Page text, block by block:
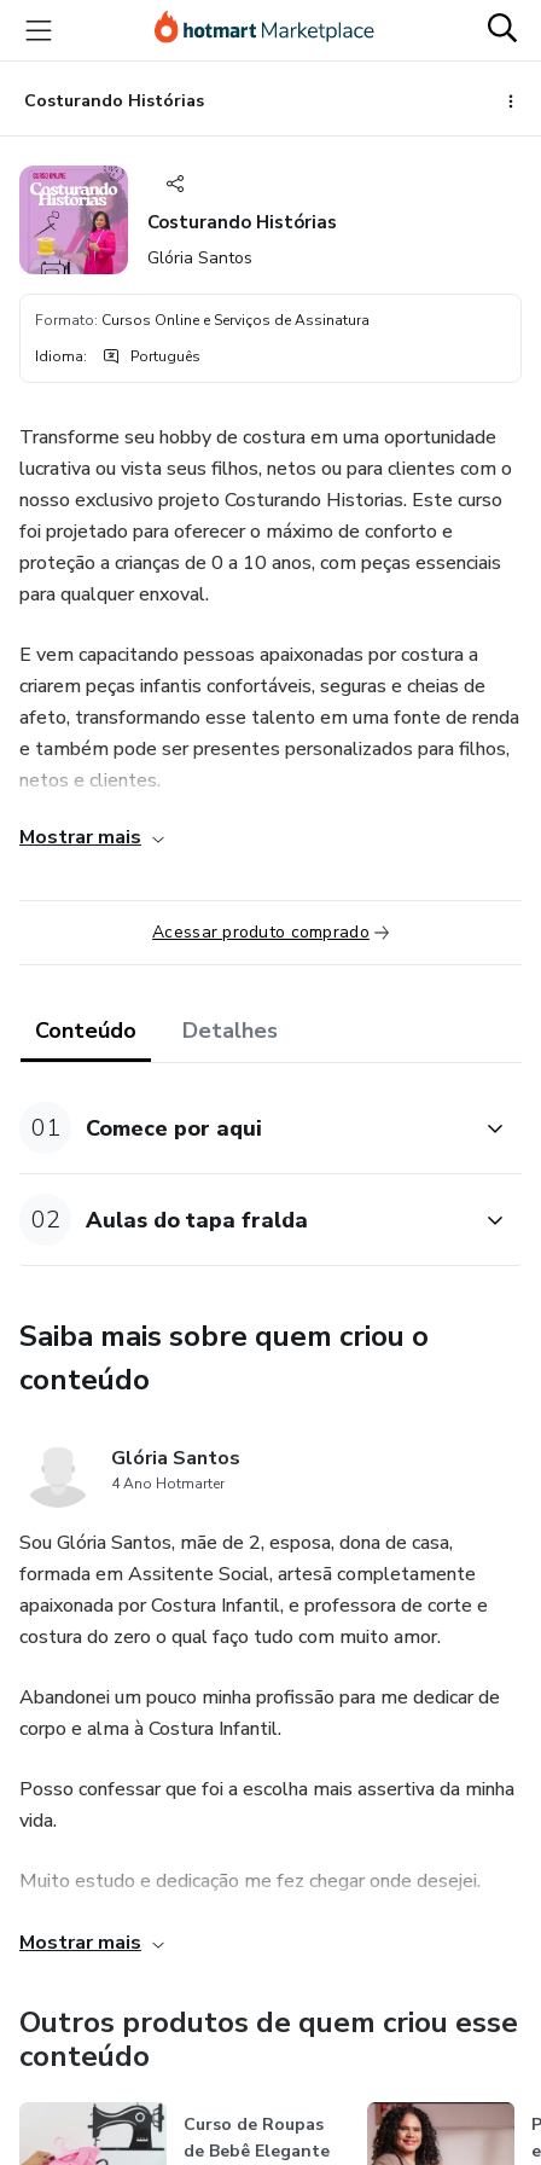
para
conteúdo
principal
para
pagamento
para
rodapé
Costurando Histórias
Costurando Histórias
Glória Santos
Formato: Cursos Online e Serviços de Assinatura
Idioma: Português
Transforme seu hobby de costura em uma oportunidade
lucrativa ou vista seus filhos, netos ou para clientes com o
nosso exclusivo projeto Costurando Historias. Este curso
foi projetado para oferecer o máximo de conforto e
proteção a crianças de 0 a 10 anos, com peças essenciais
para qualquer enxoval.
E vem capacitando pessoas apaixonadas por costura a
criarem peças infantis confortáveis, seguras e cheias de
afeto, transformando esse talento em uma fonte de renda
e também pode ser presentes personalizados para filhos,
netos e clientes.
Quero viver com você nesse curso sua liberdade financeira,
Mostrar mais
Acessar produto comprado
Conteúdo Detalhes
01 Comece por aqui
02 Aulas do tapa fralda
Saiba mais sobre quem criou o
conteúdo
Glória Santos
4 Ano Hotmarter
Sou Glória Santos, mãe de 2, esposa, dona de casa,
formada em Assitente Social, artesã completamente
apaixonada por Costura Infantil, e professora de corte e
costura do zero o qual faço tudo com muito amor.
Abandonei um pouco minha profissão para me dedicar de
corpo e alma à Costura Infantil.
Posso confessar que foi a escolha mais assertiva da minha
vida.
Muito estudo e dedicação me fez chegar onde desejei.
Busco sempre aprender mais e mais para poder passar
artesanal.
A Costura Infantil é um mundo de possibilidades e
oportunidades para todas que desejam Viver desse mundo
Criativo e mágico.
Mostrar mais
Outros produtos de quem criou esse
conteúdo
Curso de Roupas
de Bebê Elegante